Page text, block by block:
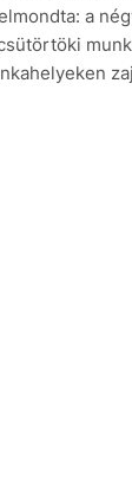
a